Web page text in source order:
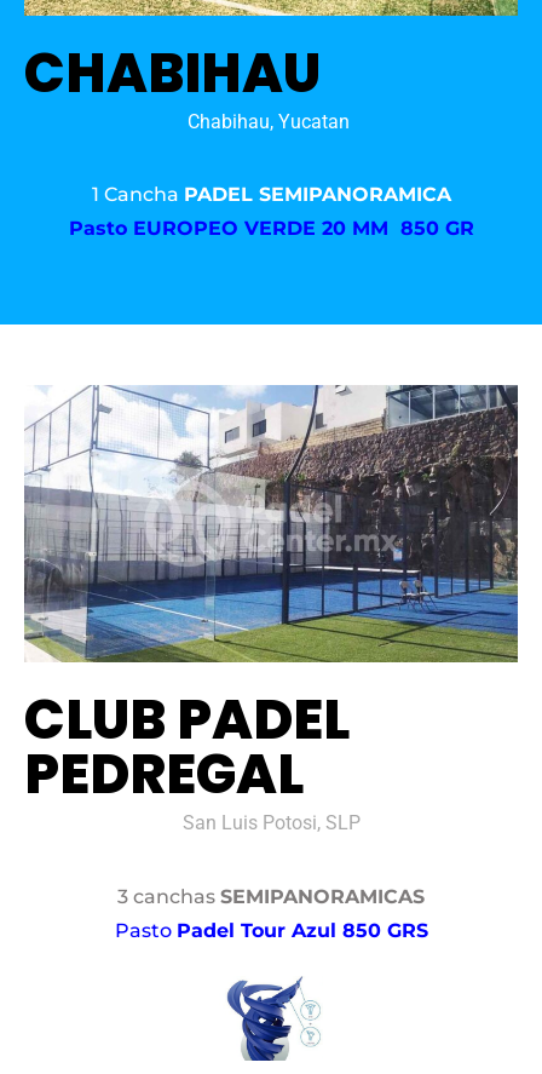
CHABIHAU
Chabihau, Yucatan
1 Cancha PADEL SEMIPANORAMICA
Pasto EUROPEO VERDE 20 MM 850 GR
CLUB PADEL
PEDREGAL
San Luis Potosi, SLP
3 canchas SEMIPANORAMICAS
Pasto Padel Tour Azul 850 GRS